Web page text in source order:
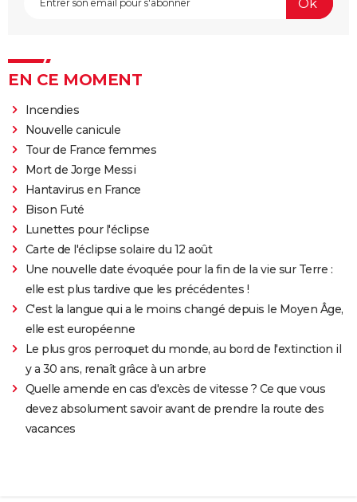
EN CE MOMENT
Incendies
Nouvelle canicule
Tour de France femmes
Mort de Jorge Messi
Hantavirus en France
Bison Futé
Lunettes pour l'éclipse
Carte de l'éclipse solaire du 12 août
Une nouvelle date évoquée pour la fin de la vie sur Terre :
elle est plus tardive que les précédentes !
C'est la langue qui a le moins changé depuis le Moyen Âge,
elle est européenne
Le plus gros perroquet du monde, au bord de l'extinction il
y a 30 ans, renaît grâce à un arbre
Quelle amende en cas d'excès de vitesse ? Ce que vous
devez absolument savoir avant de prendre la route des
vacances